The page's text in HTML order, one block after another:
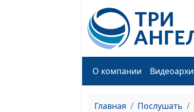
О компании
Главная Послушать